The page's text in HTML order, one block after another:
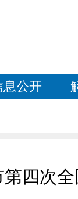
息公开
四次